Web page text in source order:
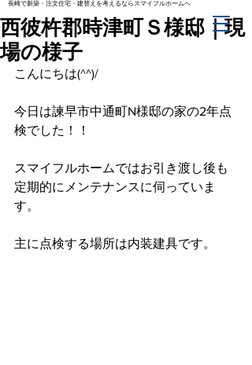
長崎で新築・注文住宅・建替えを考えるならスマイフルホームへ
西彼杵郡時津町Ｓ様邸｜現
場の様子
こんにちは(^^)/
今日は諫早市中通町N様邸の家の2年点
検でした！！
スマイフルホームではお引き渡し後も
定期的にメンテナンスに伺っていま
す。
主に点検する場所は内装建具です。